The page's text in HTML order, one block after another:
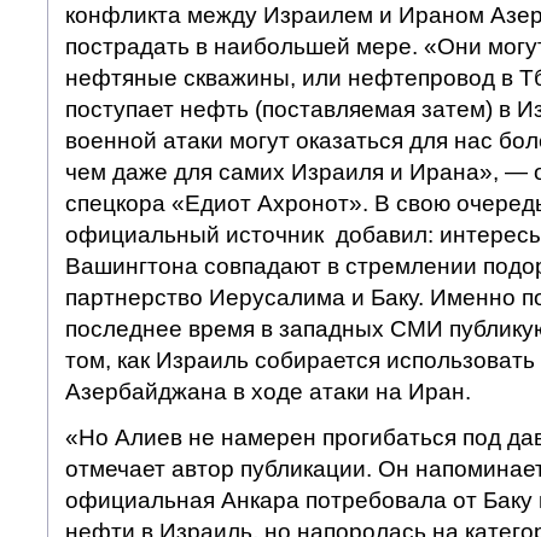
конфликта между Израилем и Ираном
пострадать в наибольшей мере. «Они
нефтяные скважины, или нефтепровод в
поступает нефть (поставляемая затем) в
военной атаки могут оказаться для нас
чем даже для самих Израиля и Ирана», —
спецкора «Едиот Ахронот». В свою
официальный источник добавил:
Вашингтона совпадают в стремлении
партнерство Иерусалима и Баку. Именно
последнее время в западных СМИ
том, как Израиль собирается
Азербайджана в ходе атаки на Иран.
«Но Алиев не намерен прогибаться под
отмечает автор публикации. Он
официальная Анкара потребовала от Баку
нефти в Израиль, но напоролась на